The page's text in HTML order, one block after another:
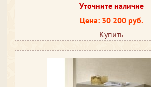
Уточните наличие
Цена: 30 200 руб.
Купить